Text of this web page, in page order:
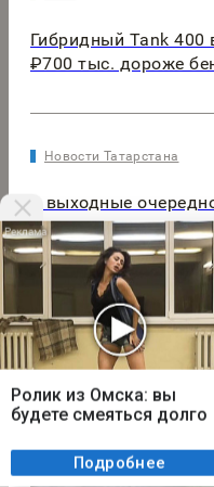
Гибридный Tank
₽700 тыс. дороже
Новости Татарстана
В выходные
Татарстан дожди,
Мы используем
вы соглашаетесь с
ваши персональные
метрик Яндекс
Я
Ролик из Омска: вы
будете смеяться долго
Подробнее